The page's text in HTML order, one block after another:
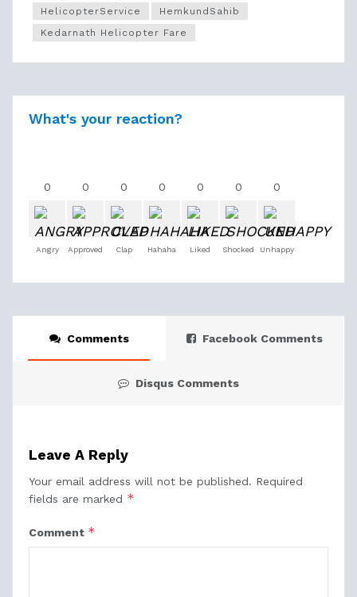
HelicopterService
HemkundSahib
Kedarnath Helicopter Fare
What's your reaction?
0
Angry
0
Approved
0
Clap
0
Hahaha
0
Liked
0
Shocked
0
Unhappy
Comments Facebook Comments
Disqus Comments
Leave A Reply
Your email address will not be published. Required
fields are marked *
Comment *